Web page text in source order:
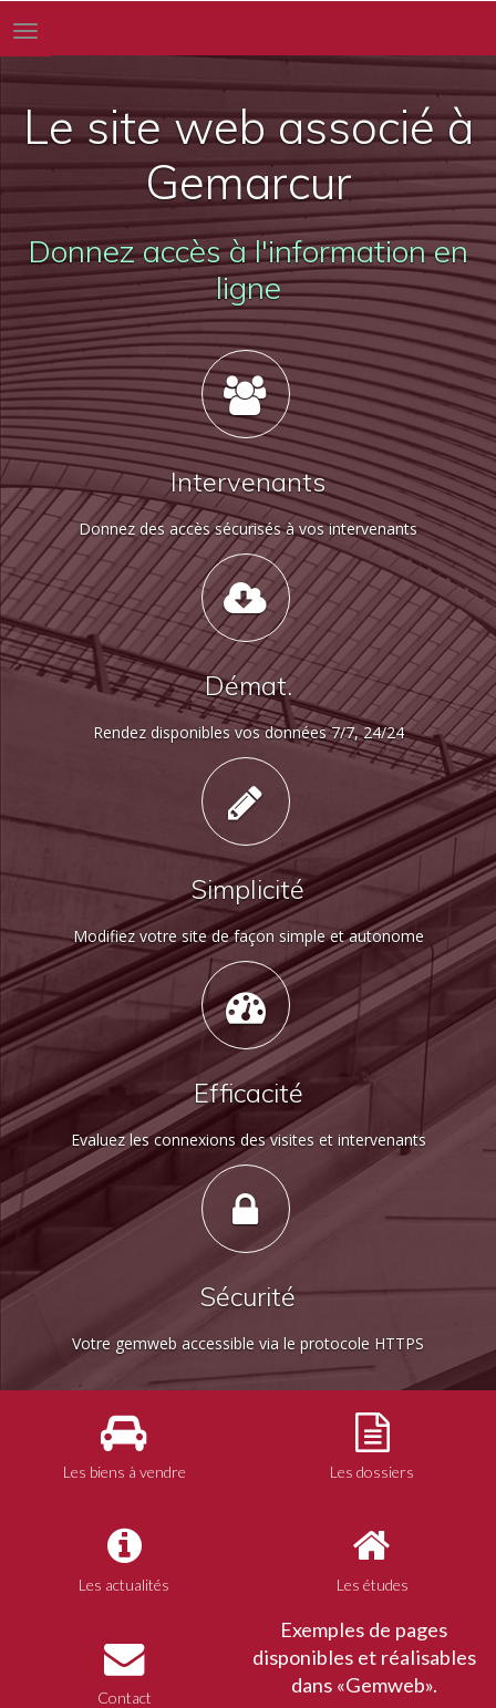
Toggle
navigation
Le site web associé à
Gemarcur
Donnez accès à l'information en
ligne
Intervenants
Donnez des accès sécurisés à vos intervenants
Démat.
Rendez disponibles vos données 7/7, 24/24
Simplicité
Modifiez votre site de façon simple et autonome
Efficacité
Evaluez les connexions des visites et intervenants
Sécurité
Votre gemweb accessible via le protocole HTTPS
Les biens à vendre Les dossiers
Les actualités Les études
Contact
Exemples de pages
disponibles et réalisables
dans «Gemweb».